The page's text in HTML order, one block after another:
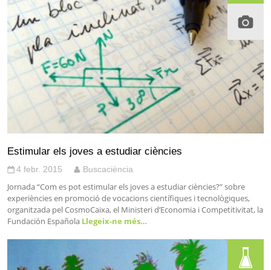
Estimular els joves a estudiar ciències
4 febr. 2015 Buscaciència
Jornada “Com es pot estimular els joves a estudiar ciències?” sobre
experiències en promoció de vocacions científiques i tecnològiques,
organitzada pel CosmoCaixa, el Ministeri d’Economia i Competitivitat, la
Fundación Española Llegeix-ne més…